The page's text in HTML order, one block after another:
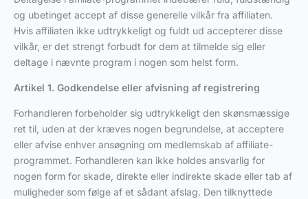
og ubetinget accept af disse generelle vilkår fra affiliaten.
Hvis affiliaten ikke udtrykkeligt og fuldt ud accepterer disse
vilkår, er det strengt forbudt for dem at tilmelde sig eller
deltage i nævnte program i nogen som helst form.
Artikel 1. Godkendelse eller afvisning af registrering
Forhandleren forbeholder sig udtrykkeligt den skønsmæssige
ret til, uden at der kræves nogen begrundelse, at acceptere
eller afvise enhver ansøgning om medlemskab af affiliate-
programmet. Forhandleren kan ikke holdes ansvarlig for
nogen form for skade, direkte eller indirekte skade eller tab af
muligheder som følge af et sådant afslag. Den tilknyttede